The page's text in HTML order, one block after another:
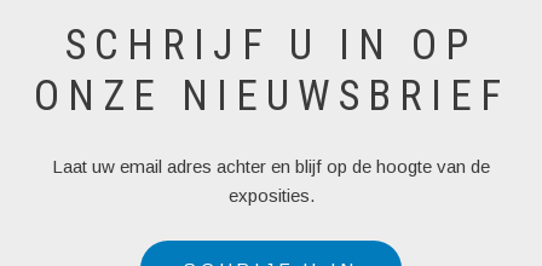
SCHRIJF U IN OP
ONZE NIEUWSBRIEF
Laat uw email adres achter en blijf op de hoogte van de
exposities.